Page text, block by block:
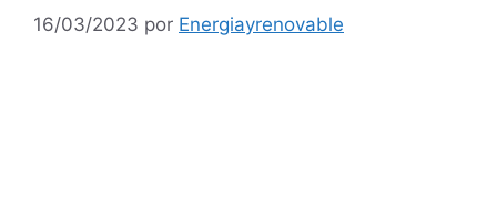
16/03/2023 por Energiayrenovable